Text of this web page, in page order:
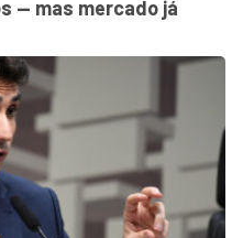
— mas mercado já